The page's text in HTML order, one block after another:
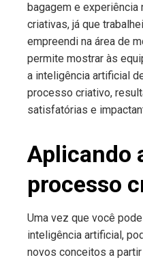
bagagem e
criativas, já que
empreendi na área de
permite mostrar às
a inteligência artificial
processo criativo,
satisfatórias e
Aplicando
processo
Uma vez que você
inteligência artificial,
novos conceitos a